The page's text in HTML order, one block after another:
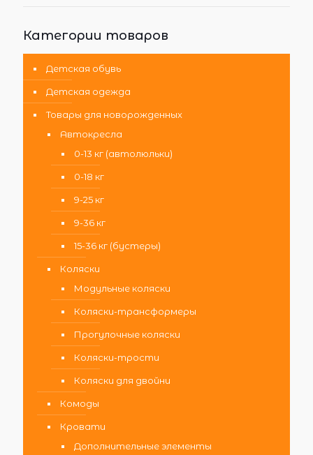
Категории товаров
Детская обувь
Детская одежда
Товары для новорожденных
Автокресла
0-13 кг (автолюльки)
0-18 кг
9-25 кг
9-36 кг
15-36 кг (бустеры)
Коляски
Модульные коляски
Коляски-трансформеры
Прогулочные коляски
Коляски-трости
Коляски для двойни
Комоды
Кровати
Дополнительные элементы